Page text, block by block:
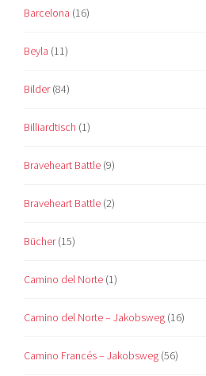
Barcelona (16)
Beyla (11)
Bilder(84)
Billiardtisch (1)
Braveheart Battle (9)
Braveheart Battle (2)
Bücher(15)
Camino del Norte (1)
Camino del Norte – Jakobsweg (16)
Camino Francés – Jakobsweg (56)